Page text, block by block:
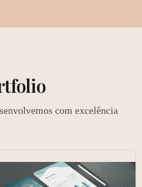
com excelência